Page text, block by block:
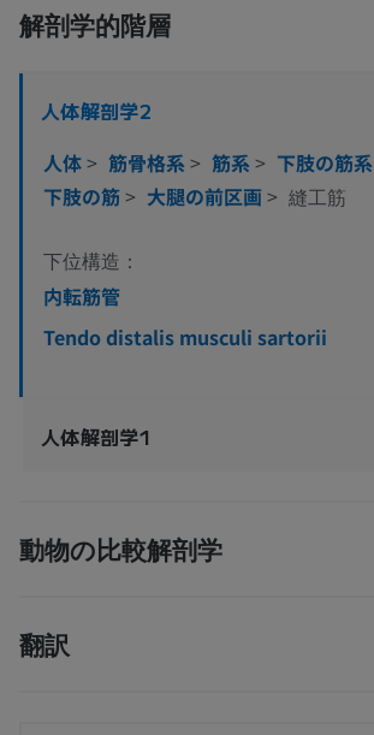
解剖学的階層
人体解剖学2
人体> 筋骨格系> 筋系> 下肢の筋系
下肢の筋> 大腿の前区画> 縫工筋
下位構造：
内転筋管
Tendo distalis musculi sartorii
人体解剖学1
動物の比較解剖学
翻訳